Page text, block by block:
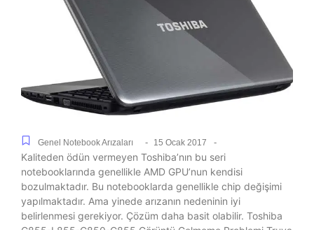
Genel Notebook Arızaları - 15 Ocak 2017 -
Kaliteden ödün vermeyen Toshiba’nın bu seri
notebooklarında genellikle AMD GPU’nun kendisi
bozulmaktadır. Bu notebooklarda genellikle chip değişimi
yapılmaktadır. Ama yinede arızanın nedeninin iyi
belirlenmesi gerekiyor. Çözüm daha basit olabilir. Toshiba